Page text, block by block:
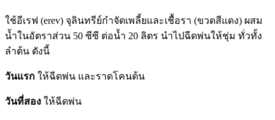
ใช้อีเรฟ (erev) จุลินทรีย์กำจัดเพลี้ยและเชื้อรา (ขวดสีแดง) ผสม
น้ำในอัตราส่วน 50 ซีซี ต่อน้ำ 20 ลิตร นำไปฉีดพ่นให้ชุ่ม ทั่วทั้ง
ลำต้น ดังนี้
วันแรก ให้ฉีดพ่น และราดโคนต้น
วันที่สอง ให้ฉีดพ่น